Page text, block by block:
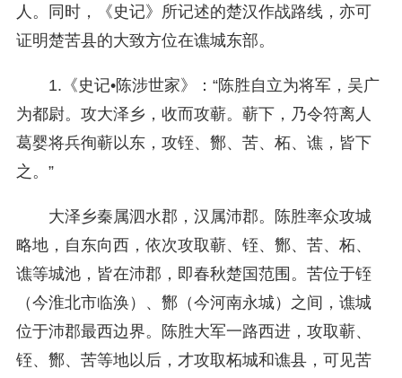
人。同时，《史记》所记述的楚汉作战路线，亦可
证明楚苦县的大致方位在谯城东部。
1.《史记•陈涉世家》：“陈胜自立为将军，吴广
为都尉。攻大泽乡，收而攻蕲。蕲下，乃令符离人
葛婴将兵徇蕲以东，攻铚、酂、苦、柘、谯，皆下
之。”
大泽乡秦属泗水郡，汉属沛郡。陈胜率众攻城
略地，自东向西，依次攻取蕲、铚、酂、苦、柘、
谯等城池，皆在沛郡，即春秋楚国范围。苦位于铚
（今淮北市临涣）、酂（今河南永城）之间，谯城
位于沛郡最西边界。陈胜大军一路西进，攻取蕲、
铚、酂、苦等地以后，才攻取柘城和谯县，可见苦